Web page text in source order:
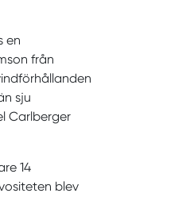
en
från
sju
Carlberger
14
blev